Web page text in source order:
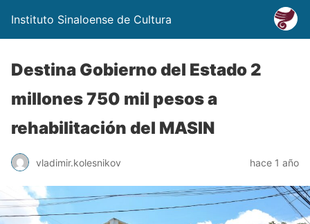
Instituto Sinaloense de Cultura
Destina Gobierno del Estado 2
millones 750 mil pesos a
rehabilitación del MASIN
vladimir.kolesnikov hace 1 año